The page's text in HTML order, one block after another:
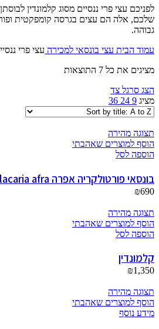
לפניכם עצי פרי ננסיים מסוג קלמונדין
שלכם, אלה הם עצים בגרסה קומפקטית
גבוהה.
עמוד הבית עצי בונסאי למכירה עצי פרי
מציגים את כל ⁦7⁩ התוצאות
הצג סרגל צד
מציג 9
24
36
תצוגה מהירה
הוסף למוצרים שאהבתי
הוספה לסל
בונסאי פורטולקריה אפרה Portulacaria afra רגלנית אפריקנית
₪690
תצוגה מהירה
הוסף למוצרים שאהבתי
הוספה לסל
קלמונדין
₪1,350
תצוגה מהירה
הוסף למוצרים שאהבתי
מידע נוסף